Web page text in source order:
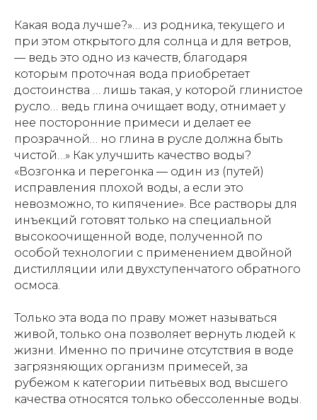
Какая вода лучше?»… из родника, текущего и
при этом открытого для солнца и для ветров,
— ведь это одно из качеств, благодаря
которым проточная вода приобретает
достоинства … лишь такая, у которой глинистое
русло… ведь глина очищает воду, отнимает у
нее посторонние примеси и делает ее
прозрачной… но глина в русле должна быть
чистой…» Как улучшить качество воды?
«Возгонка и перегонка — один из (путей)
исправления плохой воды, а если это
невозможно, то кипячение». Все растворы для
инъекций готовят только на специальной
высокоочищенной воде, полученной по
особой технологии с применением двойной
дистилляции или двухступенчатого обратного
осмоса.
Только эта вода по праву может называться
живой, только она позволяет вернуть людей к
жизни. Именно по причине отсутствия в воде
загрязняющих организм примесей, за
рубежом к категории питьевых вод высшего
качества относятся только обессоленные воды.